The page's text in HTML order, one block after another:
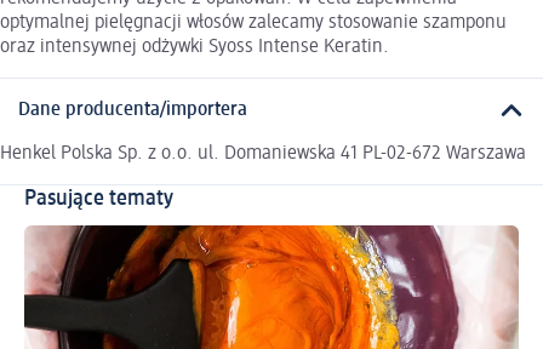
optymalnej pielęgnacji włosów zalecamy stosowanie szamponu
oraz intensywnej odżywki Syoss Intense Keratin.
Dane producenta/importera
Henkel Polska Sp. z o.o. ul. Domaniewska 41 PL-02-672 Warszawa
Pasujące tematy